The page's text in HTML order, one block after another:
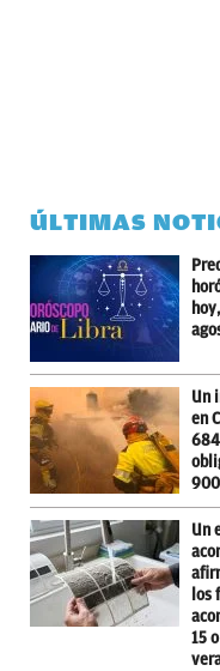
ÚLTIMAS
Un
en
Un
los
15